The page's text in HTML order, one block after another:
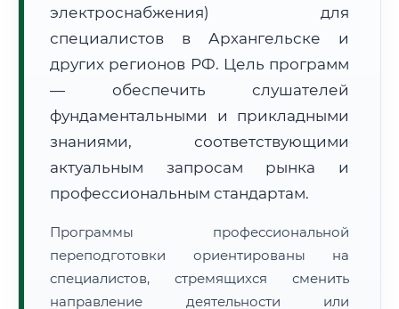
Расчет логистики оригиналов:
• Маршрут транзита:~2 534 км
• Экспресс-доставка СДЭК / Почтой:4–6 рабочих дней
📜 Документы и аккредитация
🔍Нажмите на документ для увеличения и просмотра
электроснабжения) для
специалистов в Архангельске и
других регионов РФ. Цель программ
— обеспечить слушателей
фундаментальными и прикладными
знаниями, соответствующими
актуальным запросам рынка и
профессиональным стандартам.
Программы профессиональной
переподготовки ориентированы на
специалистов, стремящихся сменить
направление деятельности или